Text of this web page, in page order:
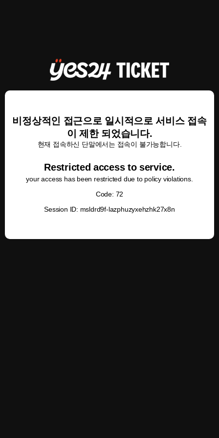
비정상적인 접근으로 일시적으로 서비스 접속
이 제한 되었습니다.
현재 접속하신 단말에서는 접속이 불가능합니다.
Restricted access to service.
your access has been restricted due to policy violations.
Code: 72
Session ID: msldrd9f-lazphuzyxehzhk27x8n